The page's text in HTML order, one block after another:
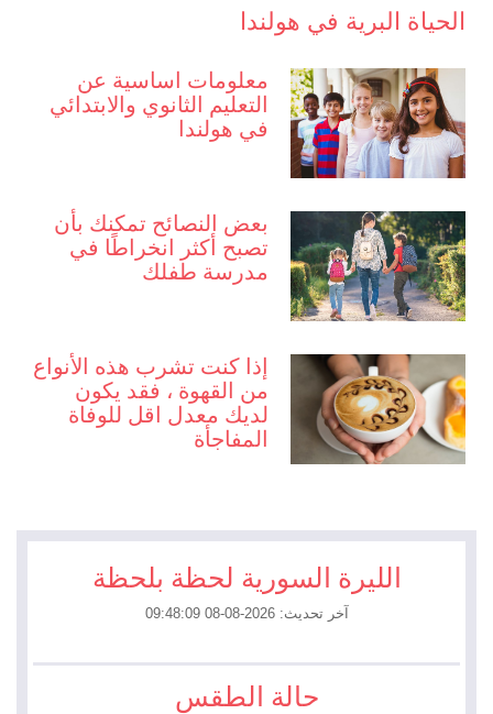
الحياة البرية في هولندا
معلومات اساسية عن
التعليم الثانوي والابتدائي
في هولندا
بعض النصائح تمكنك بأن
تصبح أكثر انخراطًا في
مدرسة طفلك
إذا كنت تشرب هذه الأنواع
من القهوة ، فقد يكون
لديك معدل اقل للوفاة
المفاجأة
الليرة السورية لحظة بلحظة
آخر تحديث: 2026-08-08 09:48:09
حالة الطقس